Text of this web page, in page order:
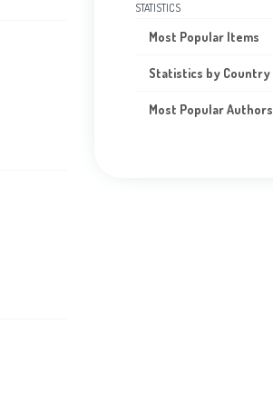
STATISTICS
Most Popular Items
Statistics by Country
Most Popular Authors